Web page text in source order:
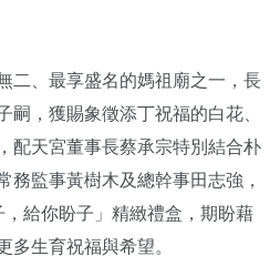
二、最享盛名的媽祖廟之一，長
嗣，獲賜象徵添丁祝福的白花、
配天宮董事長蔡承宗特別結合朴
務監事黃樹木及總幹事田志強，
給你盼子」精緻禮盒，期盼藉
多生育祝福與希望。